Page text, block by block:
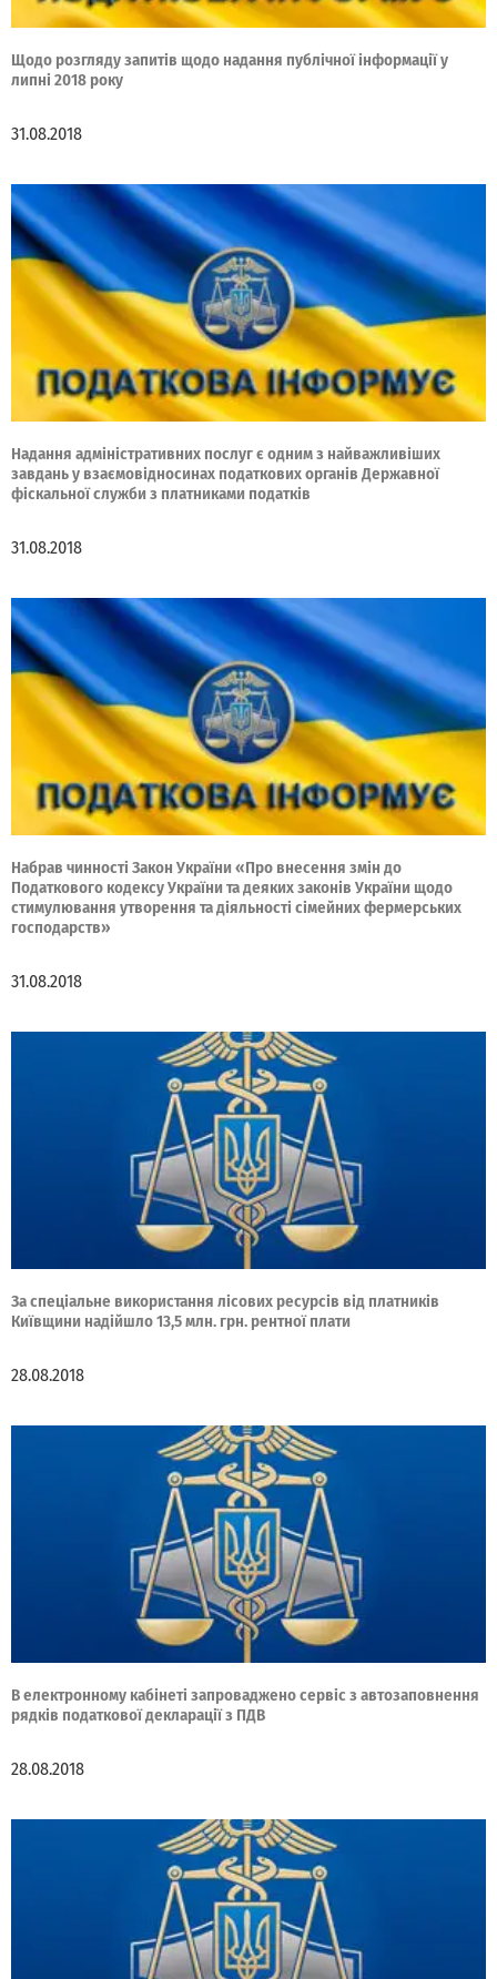
Щодо розгляду запитів щодо надання публічної інформації у
липні 2018 року
31.08.2018
Надання адміністративних послуг є одним з найважливіших
завдань у взаємовідносинах податкових органів Державної
фіскальної служби з платниками податків
31.08.2018
Набрав чинності Закон України «Про внесення змін до
Податкового кодексу України та деяких законів України щодо
стимулювання утворення та діяльності сімейних фермерських
господарств»
31.08.2018
За спеціальне використання лісових ресурсів від платників
Київщини надійшло 13,5 млн. грн. рентної плати
28.08.2018
В електронному кабінеті запроваджено сервіс з автозаповнення
рядків податкової декларації з ПДВ
28.08.2018